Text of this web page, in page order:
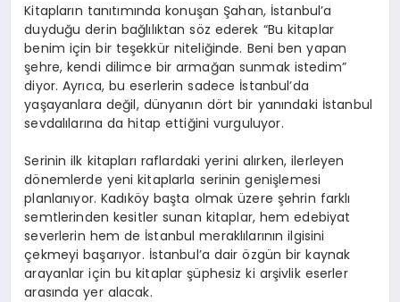
Kitapların tanıtımında konuşan Şahan, İstanbul’a
duyduğu derin bağlılıktan söz ederek “Bu kitaplar
benim için bir teşekkür niteliğinde. Beni ben yapan
şehre, kendi dilimce bir armağan sunmak istedim”
diyor. Ayrıca, bu eserlerin sadece İstanbul’da
yaşayanlara değil, dünyanın dört bir yanındaki İstanbul
sevdalılarına da hitap ettiğini vurguluyor.
Serinin ilk kitapları raflardaki yerini alırken, ilerleyen
dönemlerde yeni kitaplarla serinin genişlemesi
planlanıyor. Kadıköy başta olmak üzere şehrin farklı
semtlerinden kesitler sunan kitaplar, hem edebiyat
severlerin hem de İstanbul meraklılarının ilgisini
çekmeyi başarıyor. İstanbul’a dair özgün bir kaynak
arayanlar için bu kitaplar şüphesiz ki arşivlik eserler
arasında yer alacak.